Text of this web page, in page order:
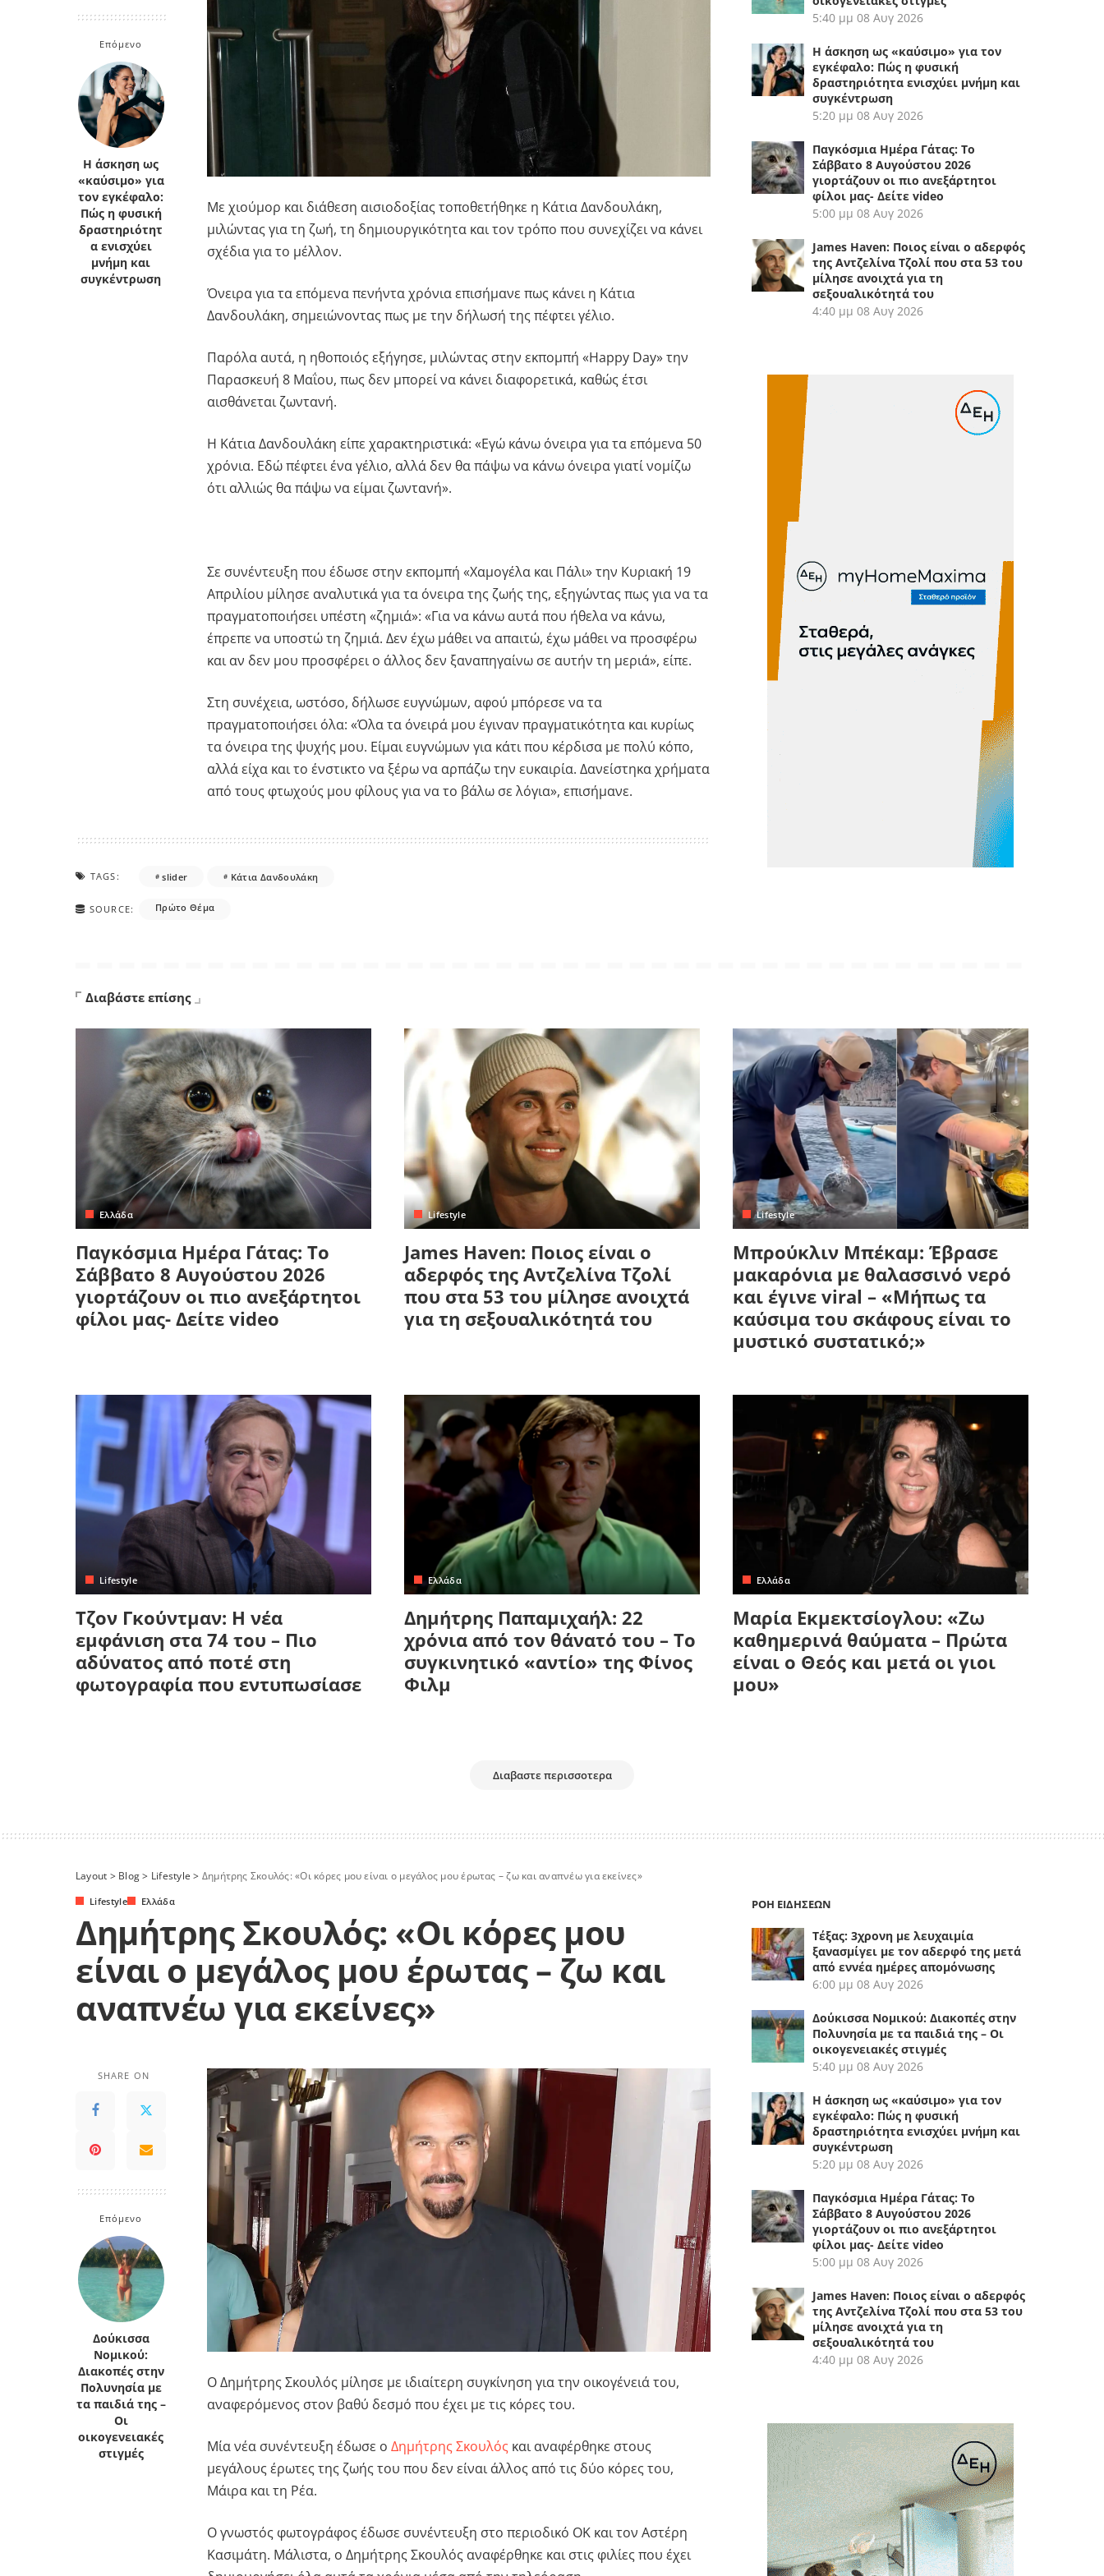
Κρήτη
Κυκλάδες
Πελοπόννησος
Πελοπόννησος
Επόμενο
Η άσκηση ως
«καύσιμο» για
τον εγκέφαλο:
Πώς η φυσική
δραστηριότητ
α ενισχύει
μνήμη και
συγκέντρωση
Με χιούμορ και διάθεση αισιοδοξίας τοποθετήθηκε η Κάτια Δανδουλάκη,
μιλώντας για τη ζωή, τη δημιουργικότητα και τον τρόπο που συνεχίζει να κάνει
σχέδια για το μέλλον.
Όνειρα για τα επόμενα πενήντα χρόνια επισήμανε πως κάνει η Κάτια
Δανδουλάκη, σημειώνοντας πως με την δήλωσή της πέφτει γέλιο.
Παρόλα αυτά, η ηθοποιός εξήγησε, μιλώντας στην εκπομπή «Happy Day» την
Παρασκευή 8 Μαΐου, πως δεν μπορεί να κάνει διαφορετικά, καθώς έτσι
αισθάνεται ζωντανή.
Η Κάτια Δανδουλάκη είπε χαρακτηριστικά: «Εγώ κάνω όνειρα για τα επόμενα 50
χρόνια. Εδώ πέφτει ένα γέλιο, αλλά δεν θα πάψω να κάνω όνειρα γιατί νομίζω
ότι αλλιώς θα πάψω να είμαι ζωντανή».
Σε συνέντευξη που έδωσε στην εκπομπή «Χαμογέλα και Πάλι» την Κυριακή 19
Απριλίου μίλησε αναλυτικά για τα όνειρα της ζωής της, εξηγώντας πως για να τα
πραγματοποιήσει υπέστη «ζημιά»: «Για να κάνω αυτά που ήθελα να κάνω,
έπρεπε να υποστώ τη ζημιά. Δεν έχω μάθει να απαιτώ, έχω μάθει να προσφέρω
και αν δεν μου προσφέρει ο άλλος δεν ξαναπηγαίνω σε αυτήν τη μεριά», είπε.
Στη συνέχεια, ωστόσο, δήλωσε ευγνώμων, αφού μπόρεσε να τα
πραγματοποιήσει όλα: «Όλα τα όνειρά μου έγιναν πραγματικότητα και κυρίως
τα όνειρα της ψυχής μου. Είμαι ευγνώμων για κάτι που κέρδισα με πολύ κόπο,
αλλά είχα και το ένστικτο να ξέρω να αρπάζω την ευκαιρία. Δανείστηκα χρήματα
από τους φτωχούς μου φίλους για να το βάλω σε λόγια», επισήμανε.
TAGS: slider Κάτια Δανδουλάκη
SOURCE: Πρώτο Θέμα
5:40 μμ 08 Αυγ 2026
Η άσκηση ως «καύσιμο» για τον
εγκέφαλο: Πώς η φυσική
δραστηριότητα ενισχύει μνήμη και
συγκέντρωση
5:20 μμ 08 Αυγ 2026
Παγκόσμια Ημέρα Γάτας: Το
Σάββατο 8 Αυγούστου 2026
γιορτάζουν οι πιο ανεξάρτητοι
φίλοι μας- Δείτε video
5:00 μμ 08 Αυγ 2026
James Haven: Ποιος είναι ο αδερφός
της Αντζελίνα Τζολί που στα 53 του
μίλησε ανοιχτά για τη
σεξουαλικότητά του
4:40 μμ 08 Αυγ 2026
Διαβάστε επίσης
Ελλάδα
Παγκόσμια Ημέρα Γάτας: Το
Σάββατο 8 Αυγούστου 2026
γιορτάζουν οι πιο ανεξάρτητοι
φίλοι μας- Δείτε video
Lifestyle
James Haven: Ποιος είναι ο
αδερφός της Αντζελίνα Τζολί
που στα 53 του μίλησε ανοιχτά
για τη σεξουαλικότητά του
Lifestyle
Μπρούκλιν Μπέκαμ: Έβρασε
μακαρόνια με θαλασσινό νερό
και έγινε viral – «Μήπως τα
καύσιμα του σκάφους είναι το
μυστικό συστατικό;»
Lifestyle
Τζον Γκούντμαν: Η νέα
εμφάνιση στα 74 του – Πιο
αδύνατος από ποτέ στη
φωτογραφία που εντυπωσίασε
Ελλάδα
Δημήτρης Παπαμιχαήλ: 22
χρόνια από τον θάνατό του – Το
συγκινητικό «αντίο» της Φίνος
Φιλμ
Ελλάδα
Μαρία Εκμεκτσίογλου: «Ζω
καθημερινά θαύματα – Πρώτα
είναι ο Θεός και μετά οι γιοι
μου»
Διαβαστε περισσοτερα
Layout > Blog> Lifestyle > Δημήτρης Σκουλός: «Οι κόρες μου είναι ο μεγάλος μου έρωτας – ζω και αναπνέω για εκείνες»
Lifestyle Ελλάδα
Δημήτρης Σκουλός: «Οι κόρες μου
είναι ο μεγάλος μου έρωτας – ζω και
αναπνέω για εκείνες»
SHARE ON
Επόμενο
Δούκισσα
Νομικού:
Διακοπές στην
Πολυνησία με
τα παιδιά της –
Οι
οικογενειακές
στιγμές
ΟΔημήτρης Σκουλός μίλησε με ιδιαίτερη συγκίνηση για την οικογένειά του,
αναφερόμενος στον βαθύ δεσμό που έχει με τις κόρες του.
Μία νέα συνέντευξη έδωσε ο Δημήτρης Σκουλός και αναφέρθηκε στους
μεγάλους έρωτες της ζωής του που δεν είναι άλλος από τις δύο κόρες του,
Μάιρα και τη Ρέα.
Ο γνωστός φωτογράφος έδωσε συνέντευξη στο περιοδικό ΟΚ και τον Αστέρη
Κασιμάτη. Μάλιστα, ο Δημήτρης Σκουλός αναφέρθηκε και στις φιλίες που έχει
ΡΟΗ ΕΙΔΗΣΕΩΝ
Τέξας: 3χρονη με λευχαιμία
ξανασμίγει με τον αδερφό της μετά
από εννέα ημέρες απομόνωσης
6:00 μμ 08 Αυγ 2026
Δούκισσα Νομικού: Διακοπές στην
Πολυνησία με τα παιδιά της – Οι
οικογενειακές στιγμές
5:40 μμ 08 Αυγ 2026
Η άσκηση ως «καύσιμο» για τον
εγκέφαλο: Πώς η φυσική
δραστηριότητα ενισχύει μνήμη και
συγκέντρωση
5:20 μμ 08 Αυγ 2026
Παγκόσμια Ημέρα Γάτας: Το
Σάββατο 8 Αυγούστου 2026
γιορτάζουν οι πιο ανεξάρτητοι
φίλοι μας- Δείτε video
5:00 μμ 08 Αυγ 2026
James Haven: Ποιος είναι ο αδερφός
της Αντζελίνα Τζολί που στα 53 του
μίλησε ανοιχτά για τη
σεξουαλικότητά του
4:40 μμ 08 Αυγ 2026